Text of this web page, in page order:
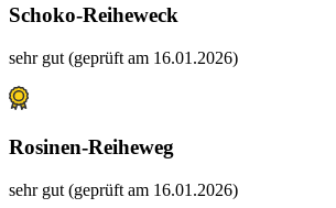
Schoko-Reiheweck
sehr gut (geprüft am 16.01.2026)
Rosinen-Reiheweg
sehr gut (geprüft am 16.01.2026)